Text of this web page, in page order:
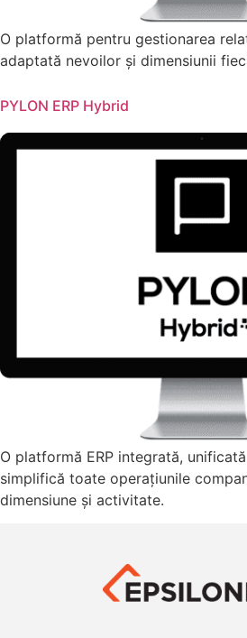
O platformă pentru gestionarea
adaptată nevoilor și dimensiunii
PYLON ERP Hybrid
O platformă ERP integrată,
simplifică toate operațiunile
dimensiune și activitate.